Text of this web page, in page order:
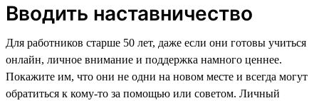
Вводить наставничество
Для работников старше 50 лет, даже если они готовы учиться
онлайн, личное внимание и поддержка намного ценнее.
Покажите им, что они не одни на новом месте и всегда могут
обратиться к кому-то за помощью или советом. Личный